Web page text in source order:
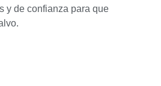
y de confianza para que